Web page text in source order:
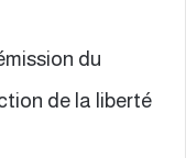
du
de la liberté